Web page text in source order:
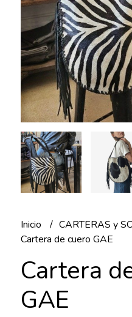
Inicio
CARTERAS y
Cartera de cuero GAE
Cartera
GAE